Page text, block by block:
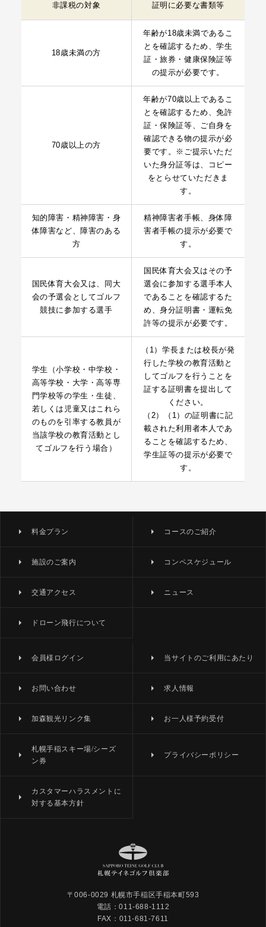
非課税の対象 証明に必要な書類等
18歳未満の方
年齢が18歳未満であるこ
とを確認するため、学生
証・旅券・健康保険証等
の提示が必要です。
70歳以上の方
年齢が70歳以上であるこ
とを確認するため、免許
証・保険証等、ご自身を
確認できる物の提示が必
要です。※ご提示いただ
いた身分証等は、コピー
をとらせていただきま
す。
知的障害・精神障害・身
体障害など、障害のある
方
精神障害者手帳、身体障
害者手帳の提示が必要で
す。
国民体育大会又は、同大
会の予選会としてゴルフ
競技に参加する選手
国民体育大会又はその予
選会に参加する選手本人
であることを確認するた
め、身分証明書・運転免
許等の提示が必要です。
学生（小学校・中学校・
高等学校・大学・高等専
門学校等の学生・生徒、
若しくは児童又はこれら
のものを引率する教員が
当該学校の教育活動とし
てゴルフを行う場合）
（1）学長または校長が発
行した学校の教育活動と
してゴルフを行うことを
証する証明書を提出して
ください。
（2）（1）の証明書に記
載された利用者本人であ
ることを確認するため、
学生証等の提示が必要で
す。
料金プラン コースのご紹介
施設のご案内 コンペスケジュール
交通アクセス ニュース
ドローン飛行について
会員様ログイン 当サイトのご利用にあたり
お問い合わせ 求人情報
加森観光リンク集 お一人様予約受付
札幌手稲スキー場/シーズ
ン券
プライバシーポリシー
カスタマーハラスメントに
対する基本方針
〒006-0029 札幌市手稲区手稲本町593
電話：011-688-1112
FAX：011-681-7611